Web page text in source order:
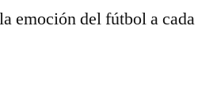
emoción del fútbol a cada